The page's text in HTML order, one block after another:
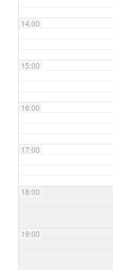
14:00
15:00
16:00
17:00
18:00
19:00